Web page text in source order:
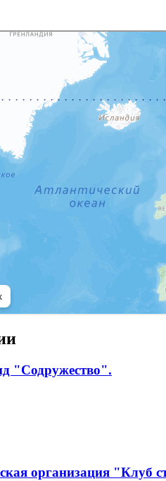
"Содружество".
организация